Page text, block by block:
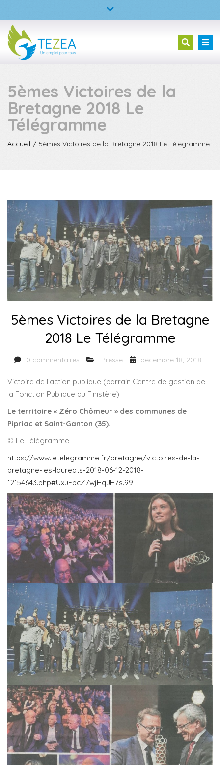
TEZEA – L’entreprise à but d’emploi
02 23 30 99 05
Fermer
supérieure
5èmes Victoires de la
Bretagne 2018 Le
Télégramme
Accueil 5èmes Victoires de la Bretagne 2018 Le Télégramme
5èmes Victoires de la Bretagne
2018 Le Télégramme
0 commentaires Presse décembre 18, 2018
Victoire de l’action publique (parrain Centre de gestion de
la Fonction Publique du Finistère) :
Le territoire « Zéro Chômeur » des communes de
Pipriac et Saint-Ganton (35).
© Le Télégramme
https://www.letelegramme.fr/bretagne/victoires-de-la-
bretagne-les-laureats-2018-06-12-2018-
12154643.php#UxuFbcZ7wjHqJH7s.99